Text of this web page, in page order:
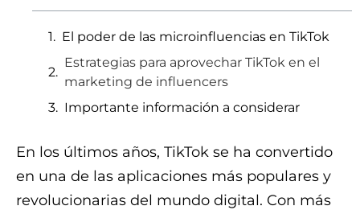
El poder de las microinfluencias en TikTok
Estrategias para aprovechar TikTok en el
marketing de influencers
Importante información a considerar
En los últimos años, TikTok se ha convertido
en una de las aplicaciones más populares y
revolucionarias del mundo digital. Con más